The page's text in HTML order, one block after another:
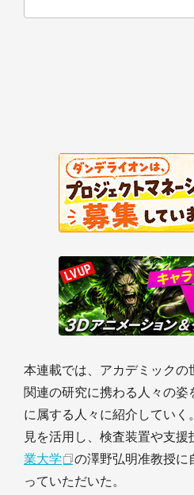
本連載では、アカデミックの
関連の研究に携わる人々の姿
に属する人々に紹介していく
見を活用し、検査装置や支援
業大学
の澤野弘明准教授に
っていただいた。